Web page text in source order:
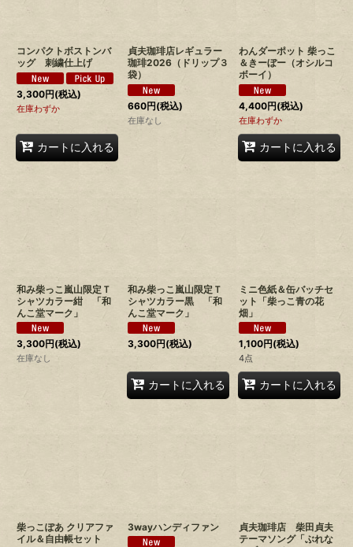
コンパクトボストンバ
ッグ 刺繍仕上げ
3,300円(税込)
在庫わずか
カートに入れる
貞夫珈琲店レギュラー
珈琲2026（ドリップ３
袋）
660円(税込)
在庫なし
わんダーポット 柴っこ
＆きーぼー（オシルコ
ボーイ）
4,400円(税込)
在庫わずか
カートに入れる
和み柴っこ嵐山限定Ｔ
シャツカラー紺 「和
んこ堂マーク」
3,300円(税込)
在庫なし
和み柴っこ嵐山限定Ｔ
シャツカラー黒 「和
んこ堂マーク」
3,300円(税込)
カートに入れる
ミニ色紙＆缶バッチセ
ット「柴っこ青の花
畑」
1,100円(税込)
4点
カートに入れる
柴っこぽあ クリアファ
イル＆自由帳セット
3wayハンディファン
貞夫珈琲店 柴田貞夫
テーマソング「ぶれな